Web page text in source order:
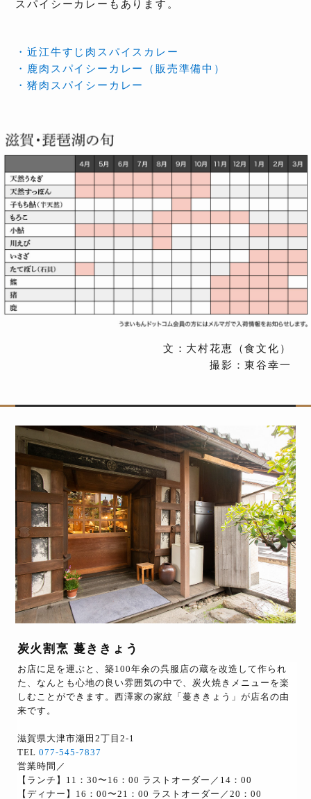
スパイシーカレーもあります。
・近江牛すじ肉スパイスカレー
・鹿肉スパイシーカレー（販売準備中）
・猪肉スパイシーカレー
文：大村花恵（食文化）
撮影：東谷幸一
炭火割烹 蔓ききょう
お店に足を運ぶと、築100年余の呉服店の蔵を改造して作られ
た、なんとも心地の良い雰囲気の中で、炭火焼きメニューを楽
しむことができます。西澤家の家紋「蔓ききょう」が店名の由
来です。
滋賀県大津市瀬田2丁目2-1
TEL 077-545-7837
営業時間／
【ランチ】11：30〜16：00 ラストオーダー／14：00
【ディナー】16：00〜21：00 ラストオーダー／20：00